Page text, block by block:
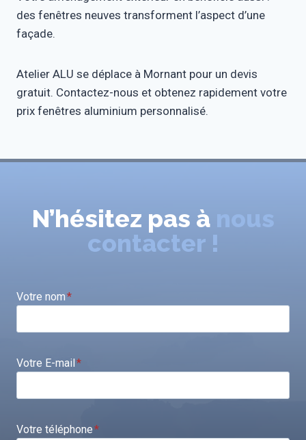
des fenêtres neuves transforment l’aspect d’une
façade.
Atelier ALU se déplace à Mornant pour un devis
gratuit. Contactez-nous et obtenez rapidement votre
prix fenêtres aluminium personnalisé.
N’hésitez pas à nous
contacter !
Votre nom*
Votre E-mail*
Votre téléphone*